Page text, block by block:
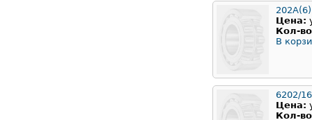
202A(6)
Цена:
Кол-
В
6202/
Цена:
Кол-